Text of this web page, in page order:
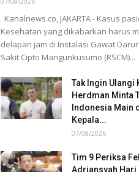
Kanalnews.co, JAKARTA - Kasus
Kesehatan yang dikabarkan harus
delapan jam di Instalasi Gawat
Sakit Cipto Mangunkusumo (RSCM)...
Tak Ingin Ulangi
Herdman Minta
Indonesia Main
Kepala...
07/08/2026
Tim 9 Periksa
Adriansyah Hari